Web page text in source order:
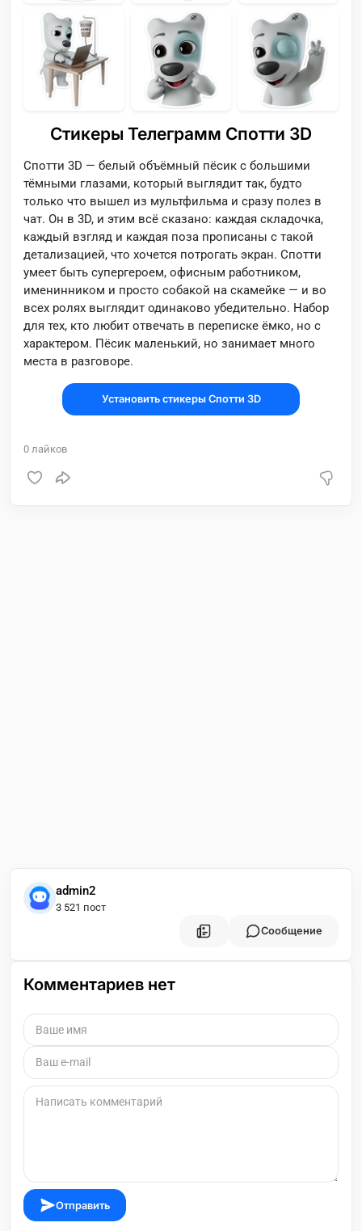
Стикеры Телеграмм Спотти 3D
Спотти 3D — белый объёмный пёсик с большими
тёмными глазами, который выглядит так, будто
только что вышел из мультфильма и сразу полез в
чат. Он в 3D, и этим всё сказано: каждая складочка,
каждый взгляд и каждая поза прописаны с такой
детализацией, что хочется потрогать экран. Спотти
умеет быть супергероем, офисным работником,
именинником и просто собакой на скамейке — и во
всех ролях выглядит одинаково убедительно. Набор
для тех, кто любит отвечать в переписке ёмко, но с
характером. Пёсик маленький, но занимает много
места в разговоре.
Установить стикеры Спотти 3D
0 лайков
admin2
3 521 пост
Сообщение
Комментариев нет
Отправить